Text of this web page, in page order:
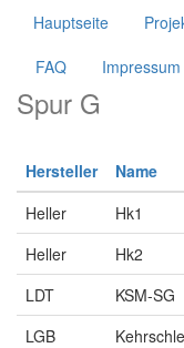
Hauptseite
FAQ
Impressum
Spur G
Hersteller Name
Heller
Hk1
Heller
Hk2
LDT
KSM-SG
LGB